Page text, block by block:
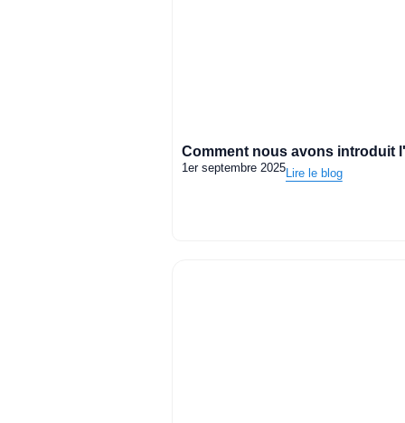
Comment nous avons introduit
1er septembre 2025Lire le blog